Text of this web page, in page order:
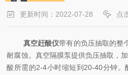
更新时间：2022-07-28 点
真空赶酸仪带有的负压抽取的整
耐腐蚀。真空隔膜泵提供负压抽取，
酸所需的2-4小时缩短到20-40分钟